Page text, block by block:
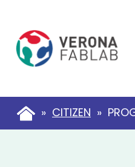
contenuto
principale
» CITIZEN »